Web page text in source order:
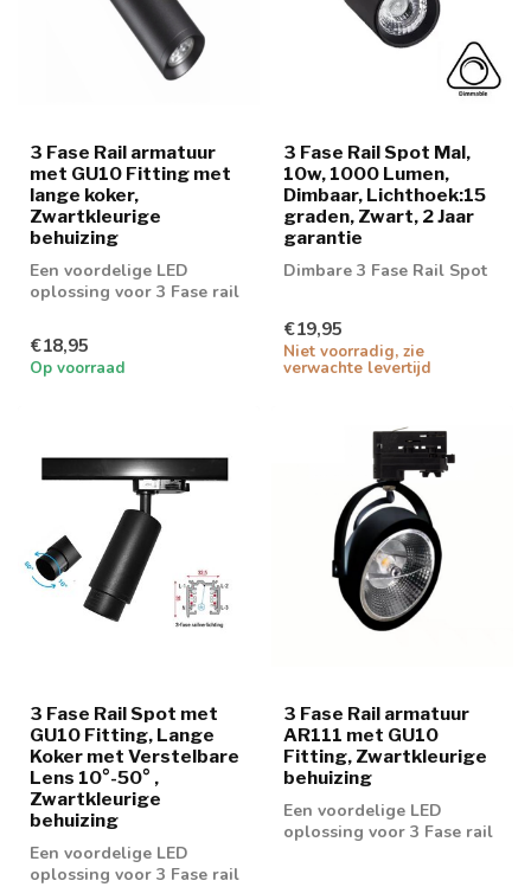
3 Fase Rail armatuur
met GU10 Fitting met
lange koker,
Zwartkleurige
behuizing
Een voordelige LED
oplossing voor 3 Fase rail
GU10 spot
€18,95
Op voorraad
3 Fase Rail Spot Mal,
10w, 1000 Lumen,
Dimbaar, Lichthoek:15
graden, Zwart, 2 Jaar
garantie
Dimbare 3 Fase Rail Spot
€19,95
Niet voorradig, zie
verwachte levertijd
3 Fase Rail Spot met
GU10 Fitting, Lange
Koker met Verstelbare
Lens 10°-50° ,
Zwartkleurige
behuizing
Een voordelige LED
oplossing voor 3 Fase rail
3 Fase Rail armatuur
AR111 met GU10
Fitting, Zwartkleurige
behuizing
Een voordelige LED
oplossing voor 3 Fase rail